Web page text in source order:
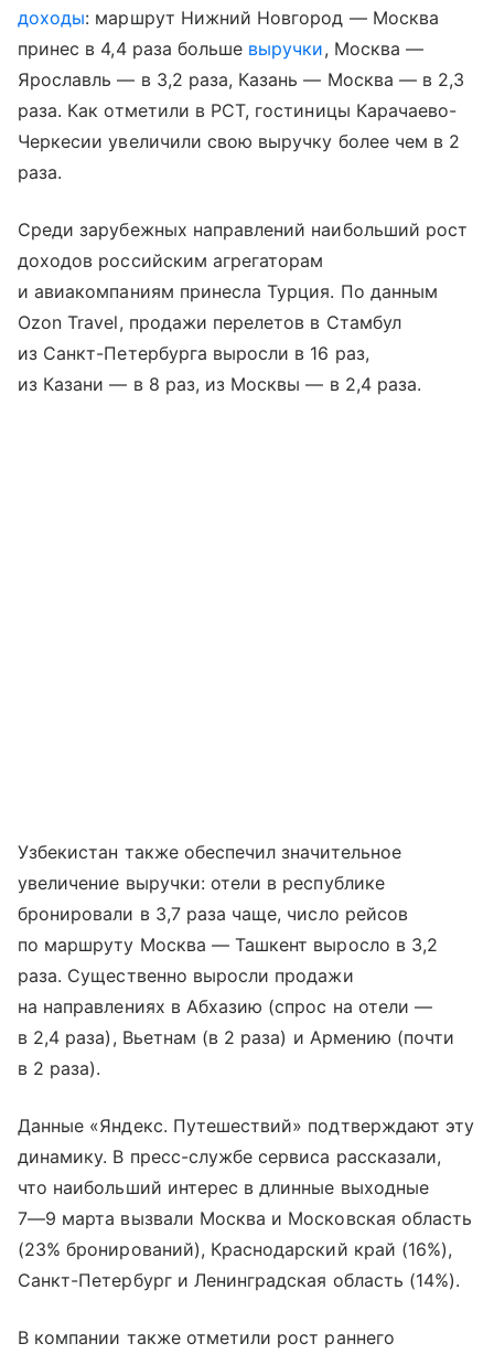
доходы: маршрут Нижний Новгород — Москва
принес в 4,4 раза больше выручки, Москва —
Ярославль — в 3,2 раза, Казань — Москва — в 2,3
раза. Как отметили в РСТ, гостиницы Карачаево-
Черкесии увеличили свою выручку более чем в 2
раза.
Среди зарубежных направлений наибольший рост
доходов российским агрегаторам
и авиакомпаниям принесла Турция. По данным
Ozon Travel, продажи перелетов в Стамбул
из Санкт-Петербурга выросли в 16 раз,
из Казани — в 8 раз, из Москвы — в 2,4 раза.
Узбекистан также обеспечил значительное
увеличение выручки: отели в республике
бронировали в 3,7 раза чаще, число рейсов
по маршруту Москва — Ташкент выросло в 3,2
раза. Существенно выросли продажи
на направлениях в Абхазию (спрос на отели —
в 2,4 раза), Вьетнам (в 2 раза) и Армению (почти
в 2 раза).
Данные «Яндекс. Путешествий» подтверждают эту
динамику. В пресс-службе сервиса рассказали,
что наибольший интерес в длинные выходные
7—9 марта вызвали Москва и Московская область
(23% бронирований), Краснодарский край (16%),
Санкт-Петербург и Ленинградская область (14%).
В компании также отметили рост раннего